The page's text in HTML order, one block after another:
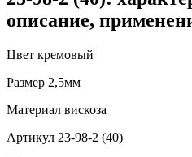
описание,
Цвет кремовый
Размер 2,5мм
Материал вискоза
Артикул 23-98-2 (40)